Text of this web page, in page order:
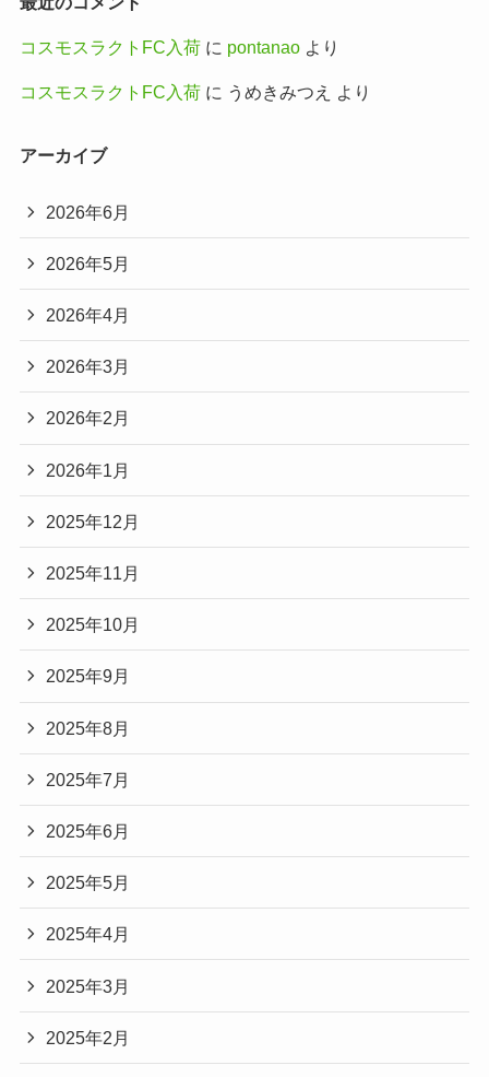
コスモスラクトFC入荷に pontanaoより
コスモスラクトFC入荷に うめきみつえ より
アーカイブ
2026年6月
2026年5月
2026年4月
2026年3月
2026年2月
2026年1月
2025年12月
2025年11月
2025年10月
2025年9月
2025年8月
2025年7月
2025年6月
2025年5月
2025年4月
2025年3月
2025年2月